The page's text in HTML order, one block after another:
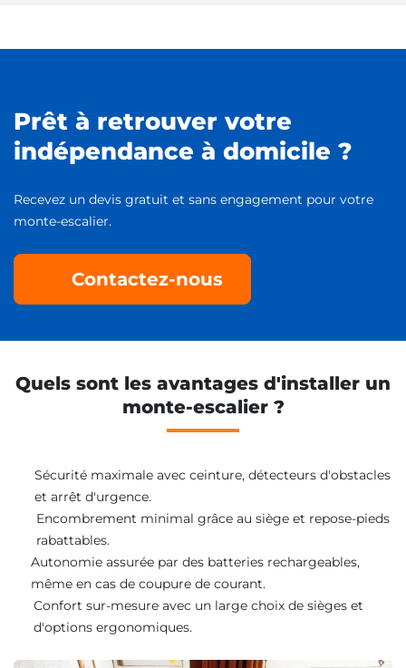
Prêt à retrouver votre
indépendance à domicile ?
Recevez un devis gratuit et sans engagement pour votre
monte-escalier.
Contactez-nous
Quels sont les avantages d'installer un
monte-escalier ?
Sécurité maximale avec ceinture, détecteurs d'obstacles
et arrêt d'urgence.
Encombrement minimal grâce au siège et repose-pieds
rabattables.
Autonomie assurée par des batteries rechargeables,
même en cas de coupure de courant.
Confort sur-mesure avec un large choix de sièges et
d'options ergonomiques.